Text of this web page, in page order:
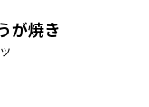
が焼き